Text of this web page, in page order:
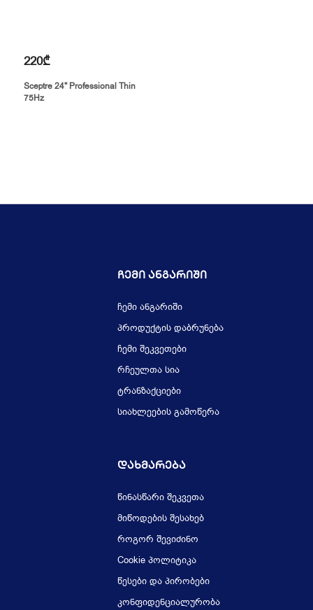
220₾
Sceptre 24" Professional Thin
75Hz
Ჩემი Ანგარიში
ჩემი ანგარიში
პროდუქტის დაბრუნება
ჩემი შეკვეთები
რჩეულთა სია
ტრანზაქციები
სიახლეების გამოწერა
Დახმარება
წინასწარი შეკვეთა
მიწოდების შესახებ
როგორ შევიძინო
Cookie პოლიტიკა
წესები და პირობები
კონფიდენციალურობა